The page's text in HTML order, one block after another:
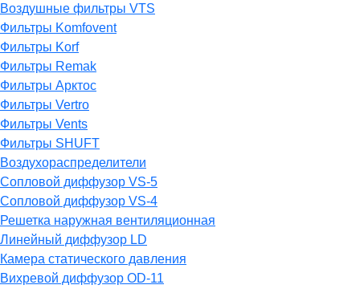
Воздушные фильтры VTS
Фильтры Komfovent
Фильтры Korf
Фильтры Remak
Фильтры Арктос
Фильтры Vertro
Фильтры Vents
Фильтры SHUFT
Воздухораспределители
Сопловой диффузор VS-5
Сопловой диффузор VS-4
Решетка наружная вентиляционная
Линейный диффузор LD
Камера статического давления
Вихревой диффузор OD-11